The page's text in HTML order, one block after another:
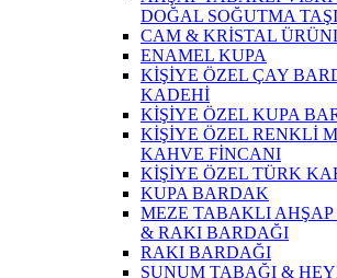
DOĞAL SOĞUTMA
CAM & KRİSTAL
ENAMEL KUPA
KİŞİYE ÖZEL ÇAY
KADEHİ
KİŞİYE ÖZEL KUPA
KİŞİYE ÖZEL RENKLİ
KAHVE FİNCANI
KİŞİYE ÖZEL TÜRK
KUPA BARDAK
MEZE TABAKLI AHŞAP
& RAKI BARDAĞI
RAKI BARDAĞI
SUNUM TABAĞI &